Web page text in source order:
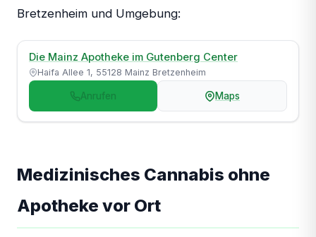
Bretzenheim und Umgebung:
Die Mainz Apotheke im Gutenberg Center
Haifa Allee 1, 55128 Mainz Bretzenheim
Anrufen Maps
Medizinisches Cannabis ohne
Apotheke vor Ort